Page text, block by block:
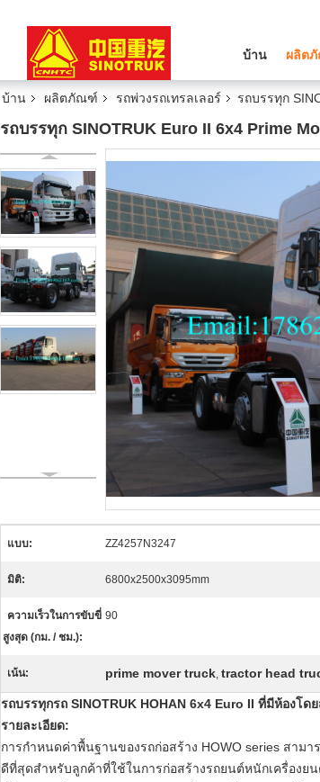
บ้าน ผลิต
บ้าน ผลิตภัณฑ์ รถพ่วงรถเทรลเลอร์ รถบรรทุก
รถบรรทุก SINOTRUK Euro II 6x4 Prime
แบบ: ZZ4257N3247
มิติ: 6800x2500x3095mm
ความเร็วในการขับขี่
สูงสุด (กม. / ชม.):
90
เน้น: prime mover truck, tractor head
รถบรรทุกรถ SINOTRUK HOHAN 6x4 Euro II ที่มีห้องโด
รายละเอียด:
การกำหนดค่าพื้นฐานของรถก่อสร้าง HOWO series สา
ดีที่สุดสำหรับลูกค้าที่ใช้ในการก่อสร้างรถยนต์หนักเครื่องย